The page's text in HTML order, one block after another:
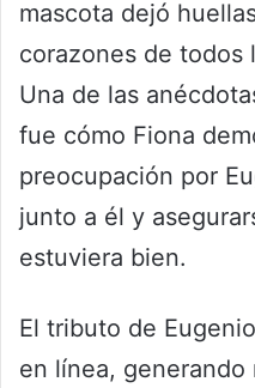
mascota dejó
corazones de todos
Una de las
fue cómo Fiona
preocupación por
junto a él y
estuviera bien.
El tributo de
en línea,